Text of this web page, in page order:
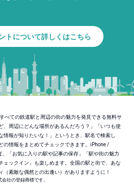
トについて詳しくはこちら
べての鉄道駅と周辺の街の魅力を発見できる無料サ
、周辺にどんな場所があるんだろう？」「いつも使
情報が知りたいな！」というとき、駅名で検索し
の情報をまとめてチェックできます。iPhone /
「お気に入りの駅や記事の保存」「駅や街の魅力
ェックイン」も楽しめます。全国の駅と街で、あな
（素敵な偶然との出逢い）がありますように！
社の登録商標です。